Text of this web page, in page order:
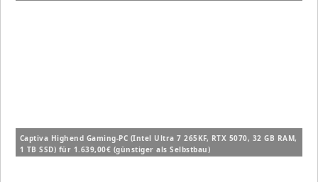
Captiva Highend Gaming-PC (Intel Ultra 7 265KF, RTX 5070, 32 GB RAM,
1 TB SSD) für 1.639,00€ (günstiger als Selbstbau)